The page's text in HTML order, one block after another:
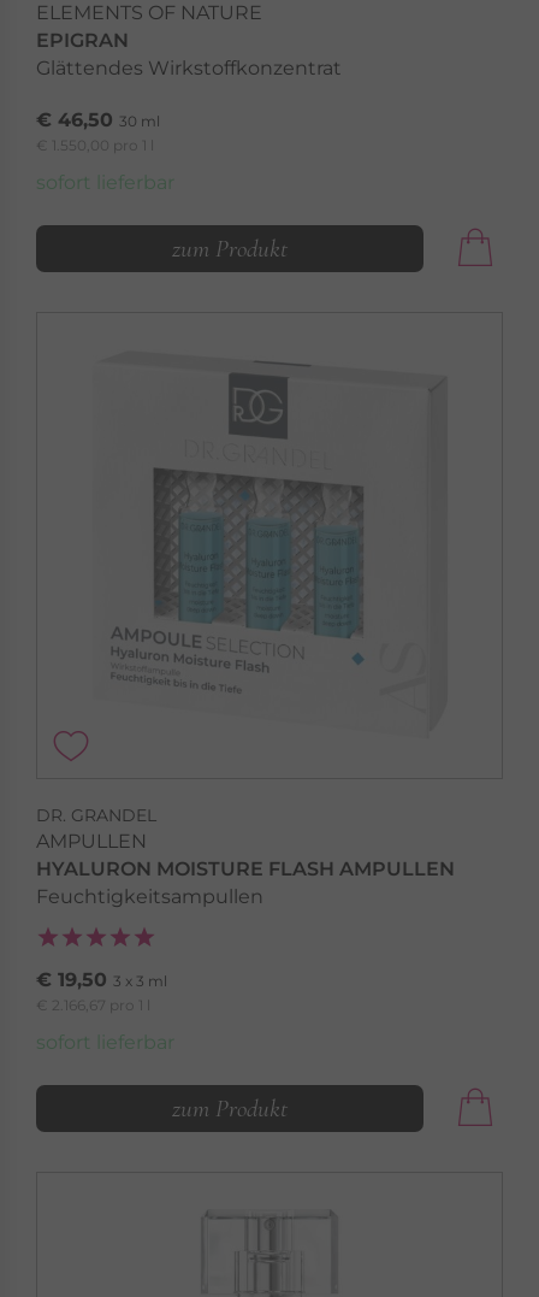
ELEMENTS OF NATURE
EPIGRAN
Glättendes Wirkstoffkonzentrat
€ 46,50 30 ml
€ 1.550,00 pro 1 l
sofort lieferbar
zum Produkt
DR. GRANDEL
AMPULLEN
HYALURON MOISTURE FLASH AMPULLEN
Feuchtigkeitsampullen
€ 19,50 3 x 3 ml
€ 2.166,67 pro 1 l
sofort lieferbar
zum Produkt